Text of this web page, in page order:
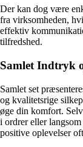
Der kan dog være
fra virksomheden,
effektiv
tilfredshed.
Samlet Indtryk
Samlet set
og kvalitetsrige
øge din komfort.
i ordrer eller
positive oplevelser